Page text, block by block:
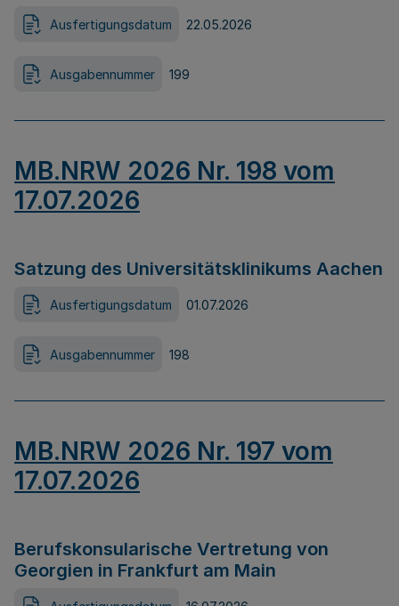
Ausfertigungsdatum 22.05.2026
Ausgabennummer 199
MB.NRW 2026 Nr. 198 vom
17.07.2026
Satzung des Universitätsklinikums Aachen
Ausfertigungsdatum 01.07.2026
Ausgabennummer 198
MB.NRW 2026 Nr. 197 vom
17.07.2026
Berufskonsularische Vertretung von
Georgien in Frankfurt am Main